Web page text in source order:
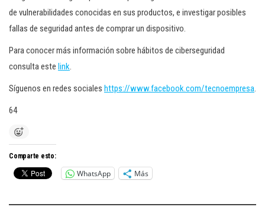
de vulnerabilidades conocidas en sus productos, e investigar posibles
fallas de seguridad antes de comprar un dispositivo.
Para conocer más información sobre hábitos de ciberseguridad
consulta este link.
Síguenos en redes sociales https://www.facebook.com/tecnoempresa.
64
Comparte esto:
WhatsApp Más